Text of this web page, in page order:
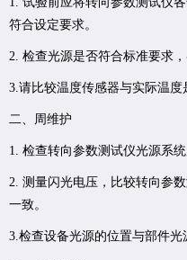
符合设定要求。
2. 检查光源是否符合标准要求
3.请比较温度传感器与实际温度
二、周维护
1. 检查转向参数测试仪光源系
2. 测量闪光电压，比较转向参
一致。
3.检查设备光源的位置与部件光